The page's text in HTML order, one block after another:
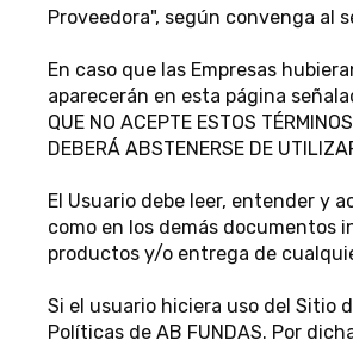
Proveedora", según convenga al
En caso que las Empresas
aparecerán en esta página
QUE NO ACEPTE ESTOS
DEBERÁ ABSTENERSE DE
El Usuario debe leer, entender y
como en los demás documentos
productos y/o entrega de
Si el usuario hiciera uso del Sitio
Políticas de AB FUNDAS. Por